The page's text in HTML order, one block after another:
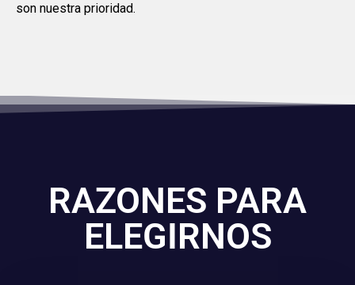
son nuestra prioridad.
RAZONES PARA
ELEGIRNOS